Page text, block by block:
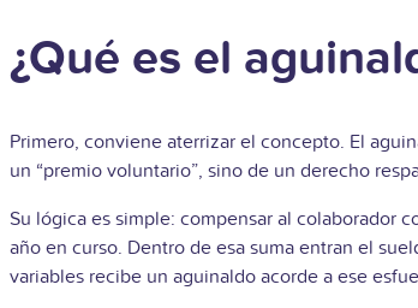
¿Qué es el
Primero, conviene aterrizar el concepto. El
un “premio voluntario”, sino de un derecho
Su lógica es simple: compensar al colaborador
año en curso. Dentro de esa suma entran el
variables recibe un aguinaldo acorde a ese